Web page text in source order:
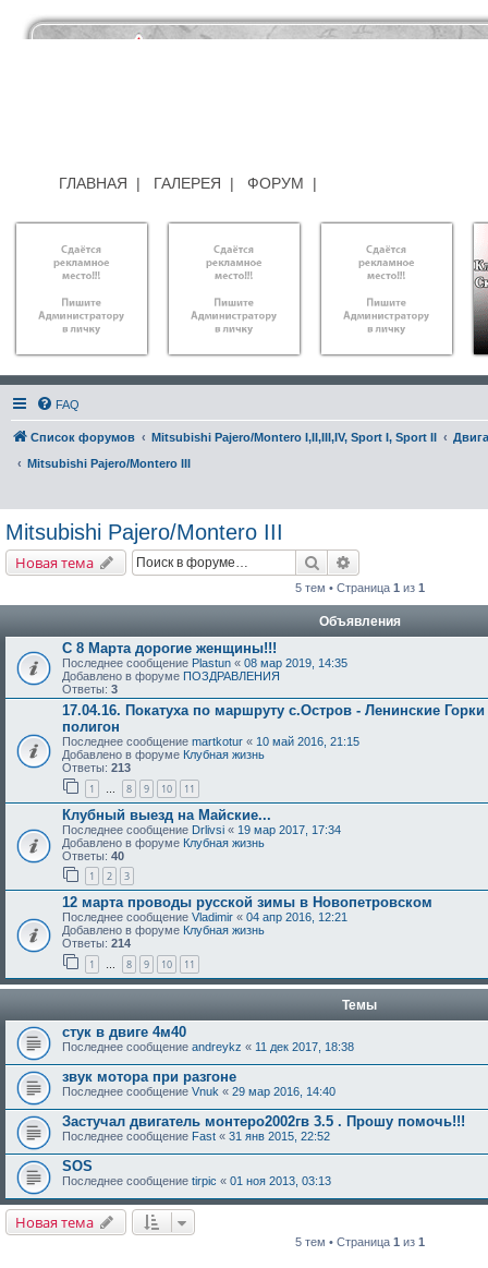
ГЛАВНАЯ | ГАЛЕРЕЯ | ФОРУМ |
FAQ
Список форумов Mitsubishi Pajero/Montero I,II,III,IV, Sport I, Sport II
Mitsubishi Pajero/Montero III
Mitsubishi Pajero/Montero III
Новая тема Поиск
5 тем • Страница 1 из 1
Объявления
С 8 Марта дорогие женщины!!!
Последнее сообщение Plastun « 08 мар 2019, 14:35
Добавлено в форуме ПОЗДРАВЛЕНИЯ
Ответы: 3
17.04.16. Покатуха по маршруту с.Остров - Ленинские
полигон
Последнее сообщение martkotur « 10 май 2016, 21:15
Добавлено в форуме Клубная жизнь
Ответы: 213
1 … 8 9 10 11
Клубный выезд на Майские...
Последнее сообщение Drlivsi « 19 мар 2017, 17:34
Добавлено в форуме Клубная жизнь
Ответы: 40
1 2 3
12 марта проводы русской зимы в Новопетровском
Последнее сообщение Vladimir « 04 апр 2016, 12:21
Добавлено в форуме Клубная жизнь
Ответы: 214
1 … 8 9 10 11
Темы
стук в двиге 4м40
Последнее сообщение andreykz « 11 дек 2017, 18:38
звук мотора при разгоне
Последнее сообщение Vnuk « 29 мар 2016, 14:40
Застучал двигатель монтеро2002гв 3.5 . Прошу помочь!!!
Последнее сообщение Fast « 31 янв 2015, 22:52
SOS
Последнее сообщение tirpic « 01 ноя 2013, 03:13
Новая тема
5 тем • Страница 1 из 1